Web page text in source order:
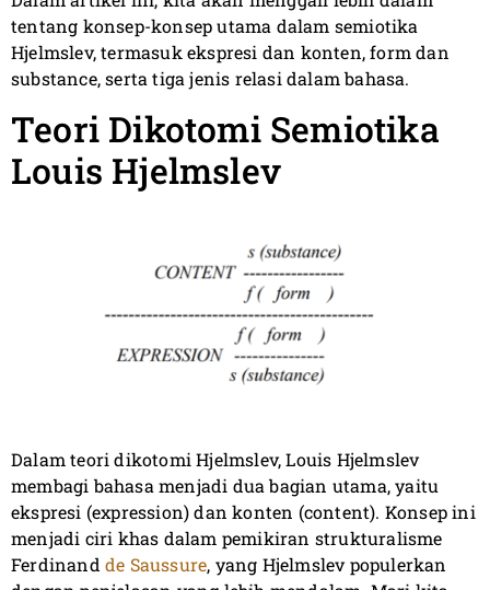
tentang konsep-konsep utama dalam semiotika
Hjelmslev, termasuk ekspresi dan konten, form dan
substance, serta tiga jenis relasi dalam bahasa.
Teori Dikotomi Semiotika
Louis Hjelmslev
Dalam teori dikotomi Hjelmslev, Louis Hjelmslev
membagi bahasa menjadi dua bagian utama, yaitu
ekspresi (expression) dan konten (content). Konsep ini
menjadi ciri khas dalam pemikiran strukturalisme
Ferdinand de Saussure, yang Hjelmslev populerkan